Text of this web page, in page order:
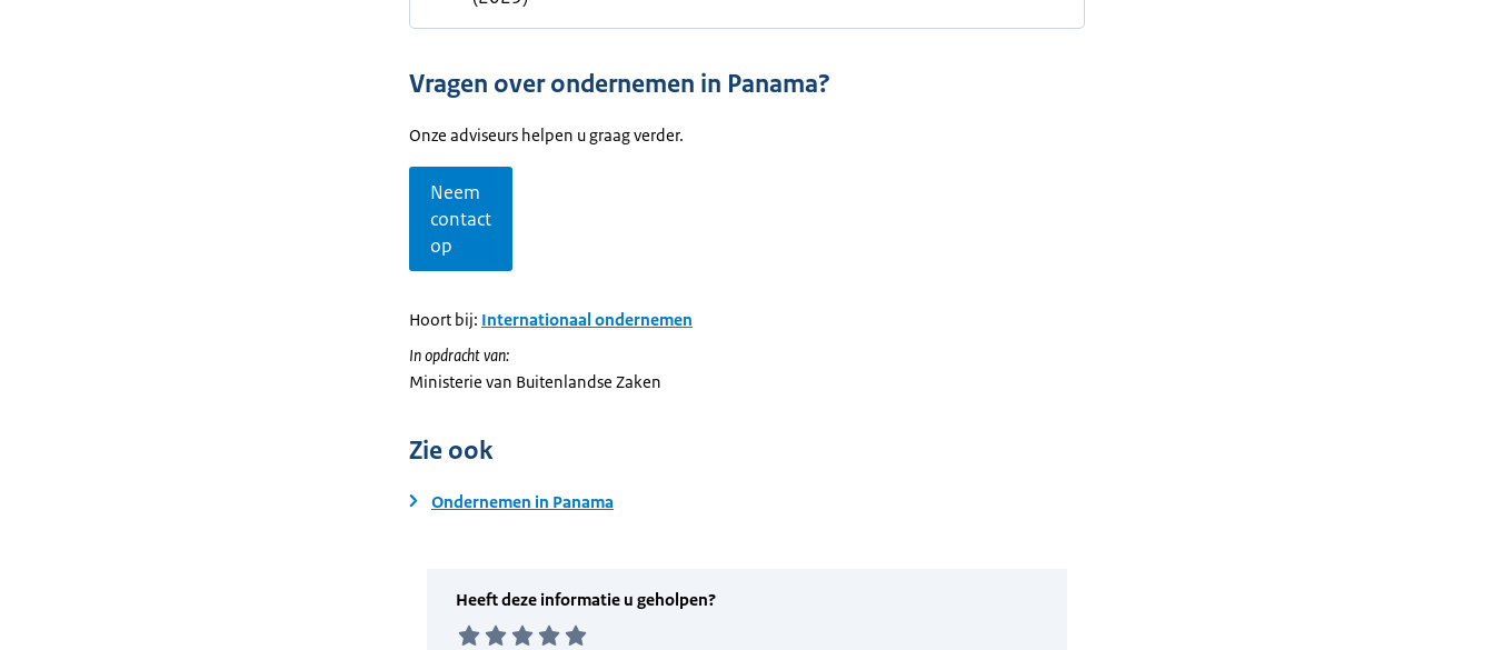
Vragen over ondernemen in Panama?
Onze adviseurs helpen u graag verder.
Neem
contact
op
Hoort bij: Internationaal ondernemen
In opdracht van:
Ministerie van Buitenlandse Zaken
Zie ook
Ondernemen in Panama